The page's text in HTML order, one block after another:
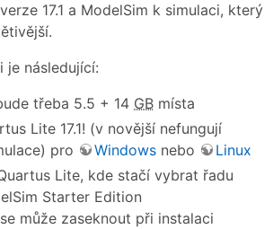
17.1 a ModelSim k simulaci, který
je následující:
třeba 5.5 + 14 GB místa
Lite 17.1! (v novější nefungují
pro
Windows nebo
Linux
Lite, kde stačí vybrat řadu
Starter Edition
může zaseknout při instalaci